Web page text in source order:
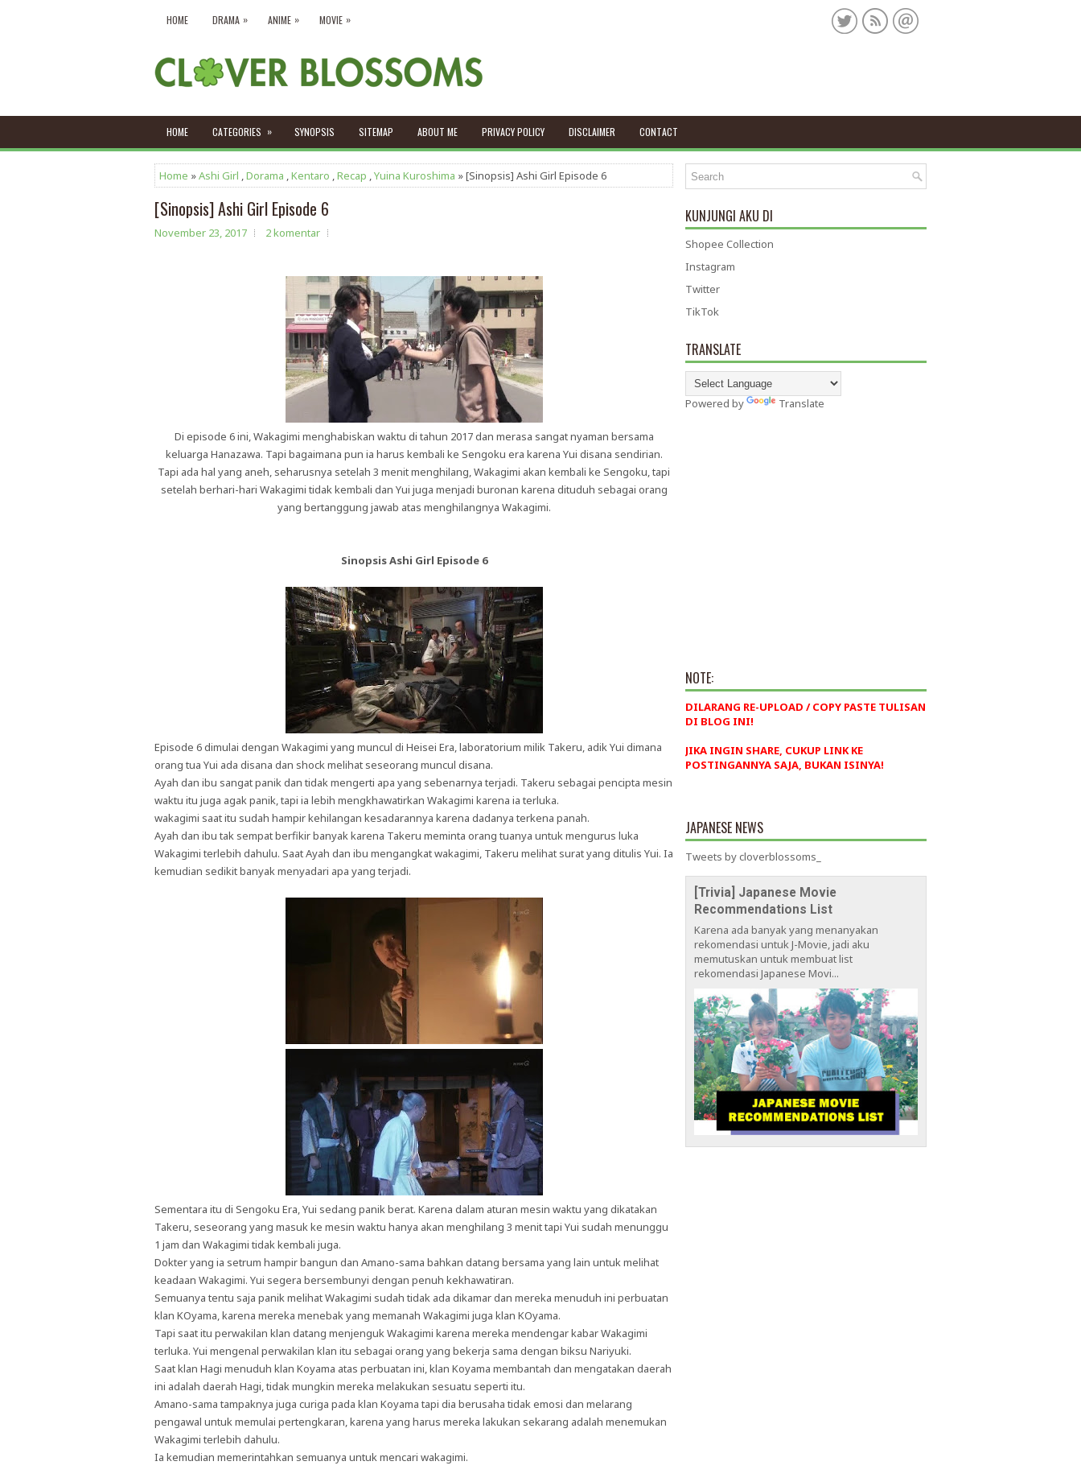
HOME DRAMA » ANIME » MOVIE »
HOME CATEGORIES » SYNOPSIS SITEMAP ABOUT ME PRIVACY POLICY DISCLAIMER CONTACT
Home »Ashi Girl ,Dorama ,Kentaro ,Recap ,Yuina Kuroshima » [Sinopsis] Ashi Girl Episode 6
[Sinopsis] Ashi Girl Episode 6
November 23, 2017 2 komentar
Di episode 6 ini, Wakagimi menghabiskan waktu di tahun 2017 dan merasa sangat nyaman bersama
keluarga Hanazawa. Tapi bagaimana pun ia harus kembali ke Sengoku era karena Yui disana sendirian.
Tapi ada hal yang aneh, seharusnya setelah 3 menit menghilang, Wakagimi akan kembali ke Sengoku, tapi
setelah berhari-hari Wakagimi tidak kembali dan Yui juga menjadi buronan karena dituduh sebagai orang
yang bertanggung jawab atas menghilangnya Wakagimi.
Sinopsis Ashi Girl Episode 6
Episode 6 dimulai dengan Wakagimi yang muncul di Heisei Era, laboratorium milik Takeru, adik Yui dimana
orang tua Yui ada disana dan shock melihat seseorang muncul disana.
Ayah dan ibu sangat panik dan tidak mengerti apa yang sebenarnya terjadi. Takeru sebagai pencipta mesin
waktu itu juga agak panik, tapi ia lebih mengkhawatirkan Wakagimi karena ia terluka.
wakagimi saat itu sudah hampir kehilangan kesadarannya karena dadanya terkena panah.
Ayah dan ibu tak sempat berfikir banyak karena Takeru meminta orang tuanya untuk mengurus luka
Wakagimi terlebih dahulu. Saat Ayah dan ibu mengangkat wakagimi, Takeru melihat surat yang ditulis Yui. Ia
kemudian sedikit banyak menyadari apa yang terjadi.
Sementara itu di Sengoku Era, Yui sedang panik berat. Karena dalam aturan mesin waktu yang dikatakan
Takeru, seseorang yang masuk ke mesin waktu hanya akan menghilang 3 menit tapi Yui sudah menunggu
1 jam dan Wakagimi tidak kembali juga.
Dokter yang ia setrum hampir bangun dan Amano-sama bahkan datang bersama yang lain untuk melihat
keadaan Wakagimi. Yui segera bersembunyi dengan penuh kekhawatiran.
Semuanya tentu saja panik melihat Wakagimi sudah tidak ada dikamar dan mereka menuduh ini perbuatan
klan KOyama, karena mereka menebak yang memanah Wakagimi juga klan KOyama.
Tapi saat itu perwakilan klan datang menjenguk Wakagimi karena mereka mendengar kabar Wakagimi
terluka. Yui mengenal perwakilan klan itu sebagai orang yang bekerja sama dengan biksu Nariyuki.
Saat klan Hagi menuduh klan Koyama atas perbuatan ini, klan Koyama membantah dan mengatakan daerah
ini adalah daerah Hagi, tidak mungkin mereka melakukan sesuatu seperti itu.
Amano-sama tampaknya juga curiga pada klan Koyama tapi dia berusaha tidak emosi dan melarang
pengawal untuk memulai pertengkaran, karena yang harus mereka lakukan sekarang adalah menemukan
Wakagimi terlebih dahulu.
Ia kemudian memerintahkan semuanya untuk mencari wakagimi.
KUNJUNGI AKU DI
Shopee Collection
Instagram
Twitter
TikTok
TRANSLATE
Powered by Translate
NOTE:
DILARANG RE-UPLOAD / COPY PASTE TULISAN
DI BLOG INI!
JIKA INGIN SHARE, CUKUP LINK KE
POSTINGANNYA SAJA, BUKAN ISINYA!
JAPANESE NEWS
Tweets by cloverblossoms_
[Trivia] Japanese Movie
Recommendations List
Karena ada banyak yang menanyakan
rekomendasi untuk J-Movie, jadi aku
memutuskan untuk membuat list
rekomendasi Japanese Movi...